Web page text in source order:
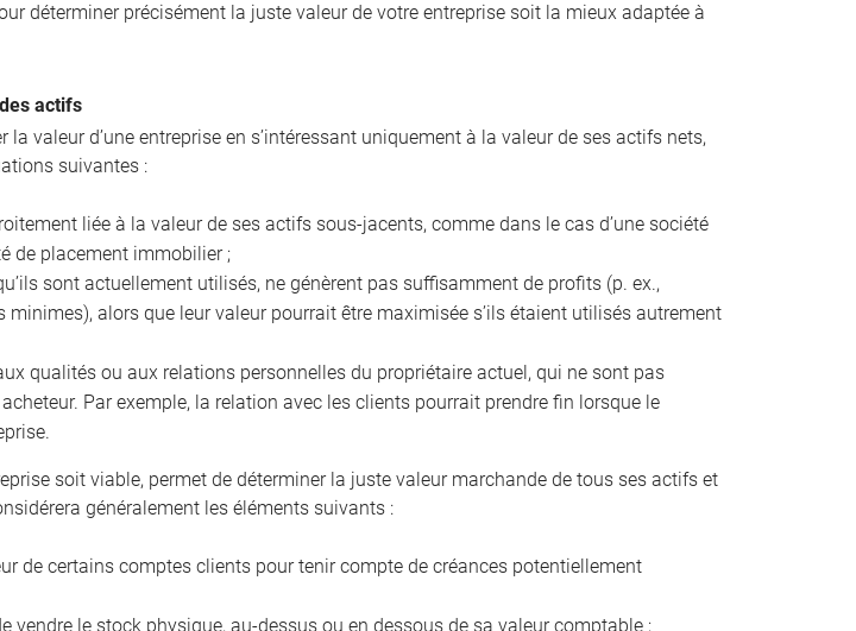
déterminer précisément la juste valeur de votre entreprise soit la mieux adaptée à
actifs
valeur d’une entreprise en s’intéressant uniquement à la valeur de ses actifs nets,
suivantes :
liée à la valeur de ses actifs sous-jacents, comme dans le cas d’une société
de placement immobilier ;
sont actuellement utilisés, ne génèrent pas suffisamment de profits (p. ex.,
minimes), alors que leur valeur pourrait être maximisée s’ils étaient utilisés autrement
qualités ou aux relations personnelles du propriétaire actuel, qui ne sont pas
Par exemple, la relation avec les clients pourrait prendre fin lorsque le
soit viable, permet de déterminer la juste valeur marchande de tous ses actifs et
généralement les éléments suivants :
de certains comptes clients pour tenir compte de créances potentiellement
vendre le stock physique, au-dessus ou en dessous de sa valeur comptable ;